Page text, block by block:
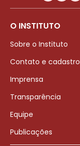
O INSTITUTO
Sobre o Instituto
Contato e cadastro
Imprensa
Transparência
Equipe
Publicações